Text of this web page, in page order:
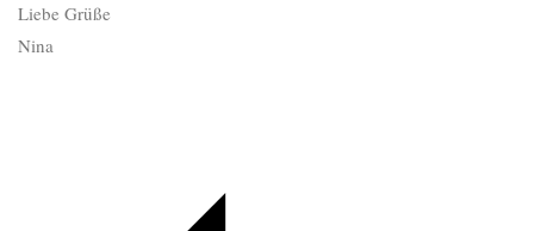
Liebe Grüße
Nina